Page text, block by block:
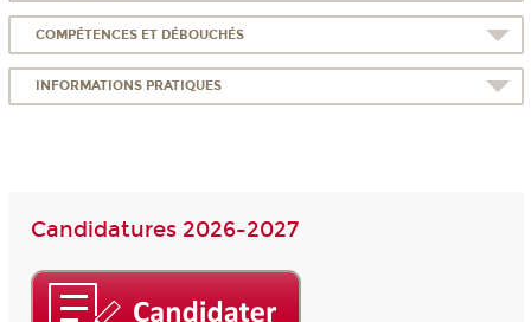
COMPÉTENCES ET DÉBOUCHÉS
INFORMATIONS PRATIQUES
Candidatures 2026-2027